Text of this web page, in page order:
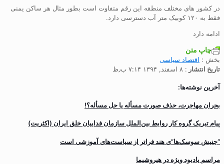
در کشور های مختلف منطقه این رقم متفاوت است بطور مثال هر ساکن یمنی
فقط به ۱۲۰ کوبیک متر آب دسترسی دارد.
ادامه دارد
چاپ متن
بخش : اقتصاد سیاسی
تاریخ انتشار : ۸ اسفند, ۱۳۹۴ ۷:۱۴ ب٫ظ
آخرین نوشته‌ها:
بحران مهاجرت‌، حذف صورت مسأله یا حل مسأله؟!
پیام تبریک گروه کار روابط بین‌الملل سازمان فداییان خلق ایران (اکثریت)
“جنبش سوسک‌ها”ی هند فراتر از سیاست‌های آموزشی است
مراسم یادبود ویژه در هیروشیما